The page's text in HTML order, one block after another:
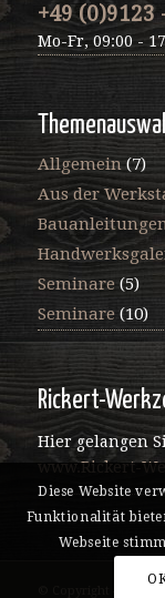
+49 (0)9123
Mo-Fr, 09:00 -
Allgemein(7)
Aus der
Seminare (5)
Seminare(10)
Rickert-
Hier gelangen
www.Rickert-
Diese Website
Funktionalität
Webseite